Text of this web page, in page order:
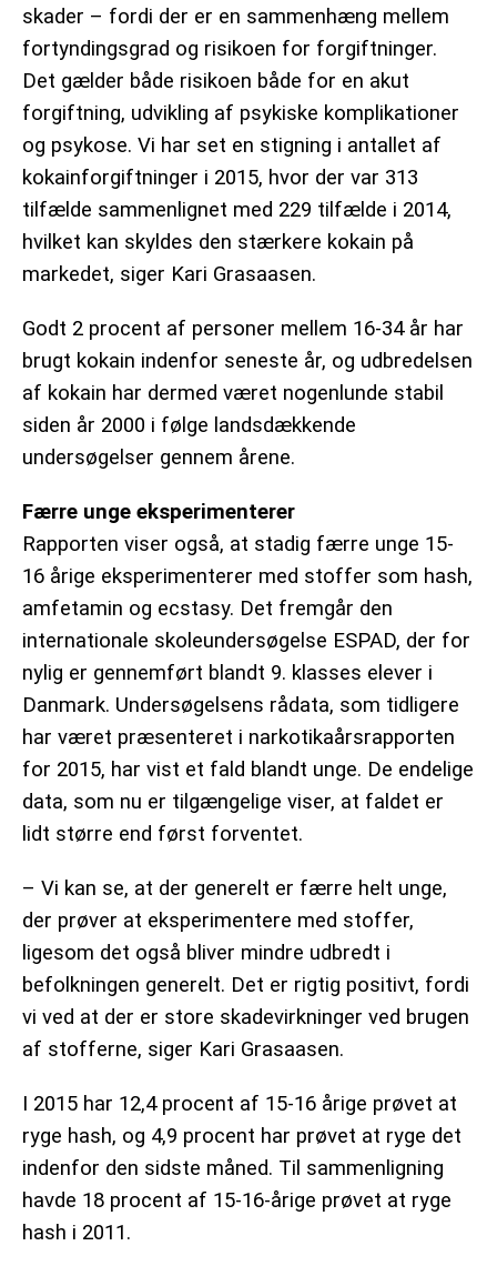
skader – fordi der er en sammenhæng mellem
fortyndingsgrad og risikoen for forgiftninger.
Det gælder både risikoen både for en akut
forgiftning, udvikling af psykiske komplikationer
og psykose. Vi har set en stigning i antallet af
kokainforgiftninger i 2015, hvor der var 313
tilfælde sammenlignet med 229 tilfælde i 2014,
hvilket kan skyldes den stærkere kokain på
markedet, siger Kari Grasaasen.
Godt 2 procent af personer mellem 16-34 år har
brugt kokain indenfor seneste år, og udbredelsen
af kokain har dermed været nogenlunde stabil
siden år 2000 i følge landsdækkende
undersøgelser gennem årene.
Færre unge eksperimenterer
Rapporten viser også, at stadig færre unge 15-
16 årige eksperimenterer med stoffer som hash,
amfetamin og ecstasy. Det fremgår den
internationale skoleundersøgelse ESPAD, der for
nylig er gennemført blandt 9. klasses elever i
Danmark. Undersøgelsens rådata, som tidligere
har været præsenteret i narkotikaårsrapporten
for 2015, har vist et fald blandt unge. De endelige
data, som nu er tilgængelige viser, at faldet er
lidt større end først forventet.
– Vi kan se, at der generelt er færre helt unge,
der prøver at eksperimentere med stoffer,
ligesom det også bliver mindre udbredt i
befolkningen generelt. Det er rigtig positivt, fordi
vi ved at der er store skadevirkninger ved brugen
af stofferne, siger Kari Grasaasen.
I 2015 har 12,4 procent af 15-16 årige prøvet at
ryge hash, og 4,9 procent har prøvet at ryge det
indenfor den sidste måned. Til sammenligning
havde 18 procent af 15-16-årige prøvet at ryge
hash i 2011.